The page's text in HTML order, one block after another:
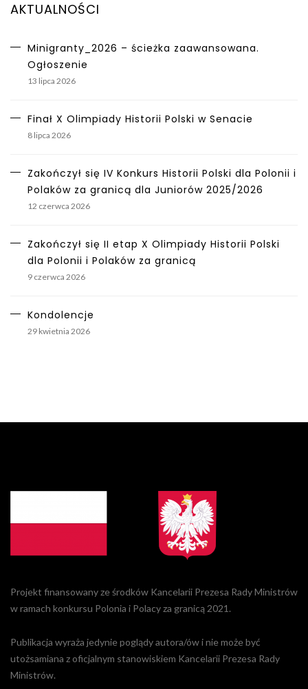
AKTUALNOŚCI
Minigranty_2026 – ścieżka zaawansowana.
Ogłoszenie
13 lipca 2026
Finał X Olimpiady Historii Polski w Senacie
8 lipca 2026
Zakończył się IV Konkurs Historii Polski dla Polonii i
Polaków za granicą dla Juniorów 2025/2026
12 czerwca 2026
Zakończył się II etap X Olimpiady Historii Polski
dla Polonii i Polaków za granicą
9 czerwca 2026
Kondolencje
29 kwietnia 2026
Projekt finansowany ze środków Kancelarii Prezesa Rady Ministrów
w ramach konkursu Polonia i Polacy za granicą 2021.
Publikacja wyraża jedynie poglądy autora/ów i nie może być
utożsamiana z oficjalnym stanowiskiem Kancelarii Prezesa Rady
Ministrów.